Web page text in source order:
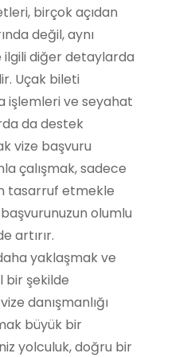
birçok açıdan
değil, aynı
diğer detaylarda
Uçak bileti
işlemleri ve seyahat
da destek
vize başvuru
çalışmak, sadece
tasarruf etmekle
olumlu
artırır.
yaklaşmak ve
bir şekilde
danışmanlığı
büyük bir
yolculuk, doğru bir